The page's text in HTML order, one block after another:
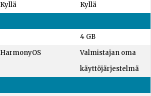
Kyllä
Kyllä
4 GB
HarmonyOS
Valmistajan oma
käyttöjärjestelmä